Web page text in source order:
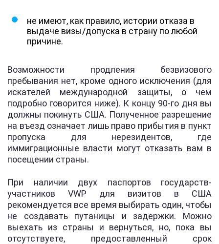
не имеют, как правило, истории отказа в
выдаче визы/допуска в страну по любой
причине.
Возможности продления безвизового
пребывания нет, кроме одного исключения (для
искателей международной защиты, о чем
подробно говорится ниже). К концу 90-го дня вы
должны покинуть США. Полученное разрешение
на въезд означает лишь право прибытия в пункт
пропуска для нерезидентов, где
иммиграционные власти могут отказать вам в
посещении страны.
При наличии двух паспортов государств-
участников VWP для визитов в США
рекомендуется все время выбирать один, чтобы
не создавать путаницы и задержки. Можно
выехать из страны и вернуться, но, пока вы
отсутствуете, предоставленный срок